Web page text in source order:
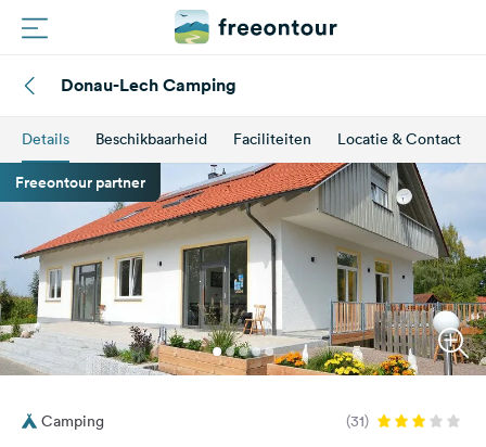
Campings
Magazine
Partners
Registreren
Inloggen
Donau-Lech Camping
Details Beschikbaarheid Faciliteiten Locatie & Contact
Freeontour partner
Camping (31)